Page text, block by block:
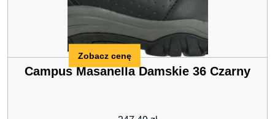
Campus Masanella Damskie 36 Czarny
Zobacz cenę